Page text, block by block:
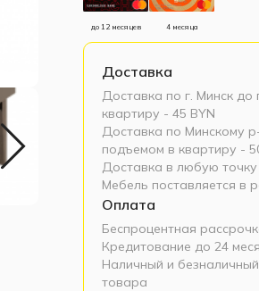
до 12 месяцев 4 месяца
Доставка
Доставка по г. Минск
квартиру - 45 BYN
Доставка по Минскому
подъемом в квартиру -
Доставка в любую
Мебель поставляется в
Оплата
Беспроцентная
Кредитование до 24
Наличный и
товара